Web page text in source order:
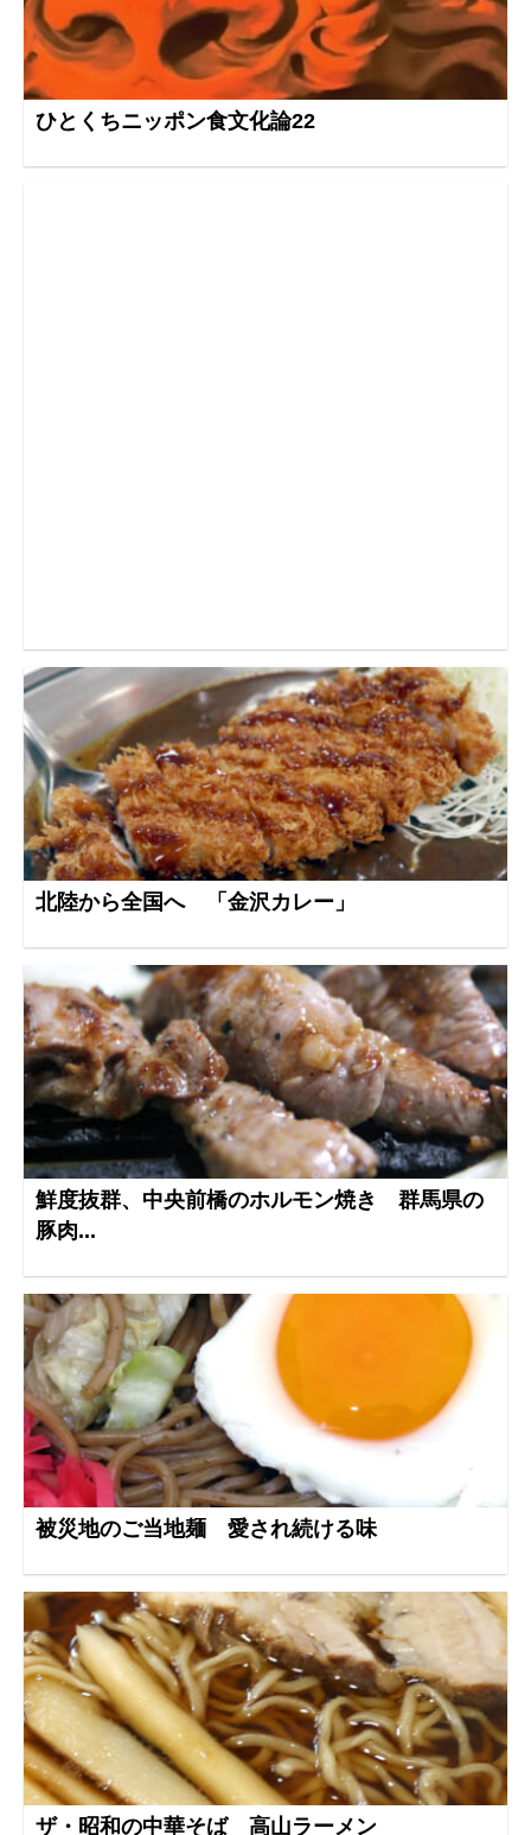
ひとくちニッポン食文化論22
北陸から全国へ 「金沢カレー」
鮮度抜群、中央前橋のホルモン焼き 群馬県の
豚肉...
被災地のご当地麺 愛され続ける味
ザ・昭和の中華そば 高山ラーメン